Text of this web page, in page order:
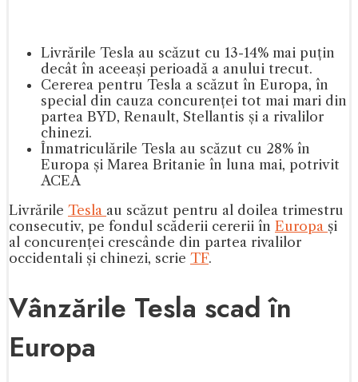
Livrările Tesla au scăzut cu 13-14% mai puțin
decât în aceeași perioadă a anului trecut.
Cererea pentru Tesla a scăzut în Europa, în
special din cauza concurenței tot mai mari din
partea BYD, Renault, Stellantis și a rivalilor
chinezi.
Înmatriculările Tesla au scăzut cu 28% în
Europa și Marea Britanie în luna mai, potrivit
ACEA
Livrările Tesla au scăzut pentru al doilea trimestru
consecutiv, pe fondul scăderii cererii în Europa și
al concurenței crescânde din partea rivalilor
occidentali și chinezi, scrie TF.
Vânzările Tesla scad în
Europa